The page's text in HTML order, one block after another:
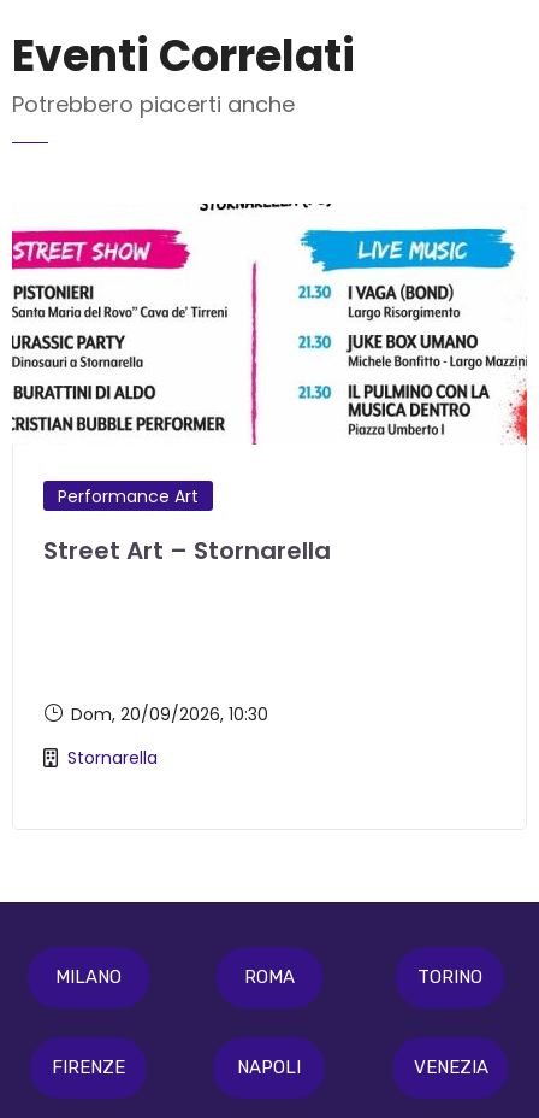
Eventi Correlati
Potrebbero piacerti anche
Performance Art
Street Art – Stornarella
Stornarella
Dom, 20/09/2026, 10:30
MILANO ROMA TORINO
FIRENZE NAPOLI VENEZIA